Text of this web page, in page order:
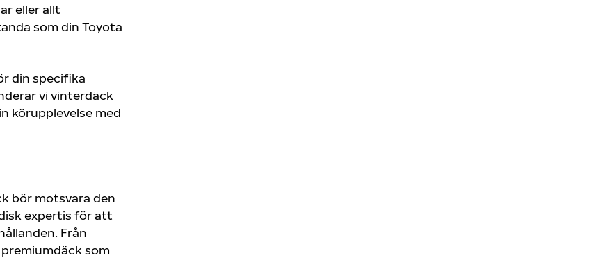
eller allt
som din Toyota
din specifika
vi vinterdäck
körupplevelse med
bör motsvara den
expertis för att
Från
som